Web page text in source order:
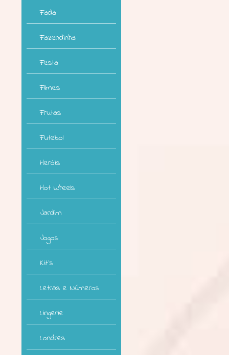
Fada
Fazendinha
Festa
Filmes
Frutas
Futebol
Heróis
Hot Wheels
Jardim
Jogos
Kit`s
Letras e Números
Lingerie
Londres